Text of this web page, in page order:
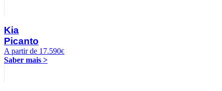
Kia
Picanto
A partir de 17.590€
Saber mais >